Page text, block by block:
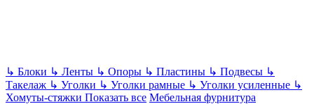
↳ Блоки ↳ Ленты ↳ Опоры ↳ Пластины ↳ Подвесы ↳
Такелаж ↳ Уголки ↳ Уголки рамные ↳ Уголки усиленные ↳
Хомуты-стяжки Показать все Мебельная фурнитура